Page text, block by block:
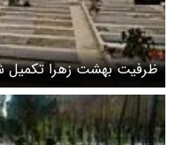
ظرفیت بهشت زهرا تکمیل